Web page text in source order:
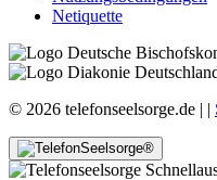
Netiquette
© 2026 telefonseelsorge.de | |